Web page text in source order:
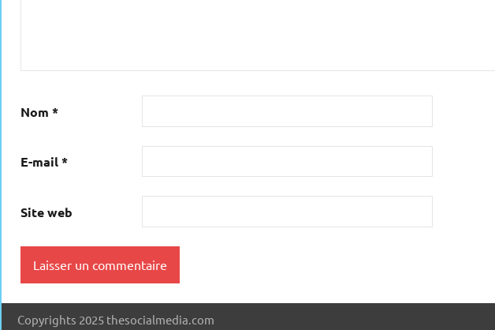
Nom *
E-mail*
Site web
Copyrights 2025 thesocialmedia.com